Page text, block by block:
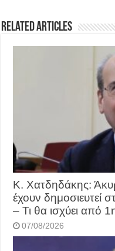
Related Articles
Κ. Χατδηδάκης:
έχουν δημοσιευτεί
– Τι θα ισχύει από
07/08/2026